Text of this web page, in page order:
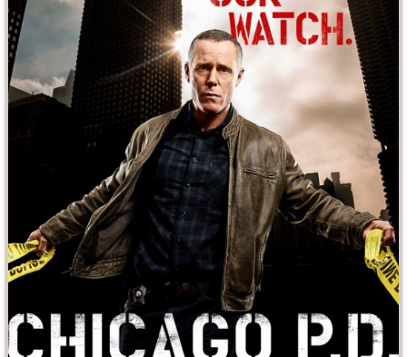
Наркотики Новогодние
Основанное на
реальных
событиях
Параллельные миры
Перевод Гоблина Перевод Кубик в Кубе
Кураж-Бамбей Пеплум
Подростковая жестокость Постапокалипсис
Про акул
Про апокалипсис Про богов
Про богатых Про вампиров
Про ведьм Про викингов
Про гангстеров
Про гонки Про деревню